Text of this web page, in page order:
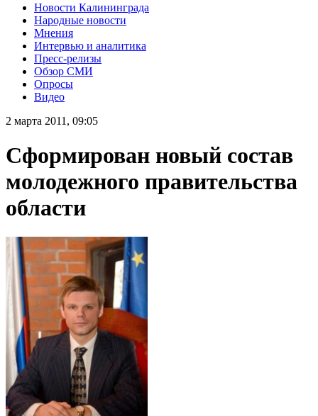
Новости Калининграда
Народные новости
Мнения
Интервью и аналитика
Пресс-релизы
Обзор СМИ
Опросы
Видео
2 марта 2011, 09:05
Сформирован новый состав
молодежного правительства
области